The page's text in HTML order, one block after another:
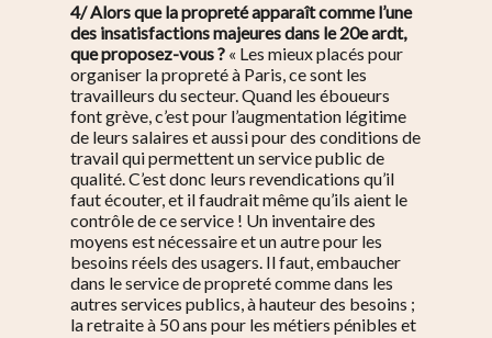
4/ Alors que la propreté apparaît comme l’une
des insatisfactions majeures dans le 20e ardt,
que proposez-vous ? « Les mieux placés pour
organiser la propreté à Paris, ce sont les
travailleurs du secteur. Quand les éboueurs
font grève, c’est pour l’augmentation légitime
de leurs salaires et aussi pour des conditions de
travail qui permettent un service public de
qualité. C’est donc leurs revendications qu’il
faut écouter, et il faudrait même qu’ils aient le
contrôle de ce service ! Un inventaire des
moyens est nécessaire et un autre pour les
besoins réels des usagers. Il faut, embaucher
dans le service de propreté comme dans les
autres services publics, à hauteur des besoins ;
la retraite à 50 ans pour les métiers pénibles et